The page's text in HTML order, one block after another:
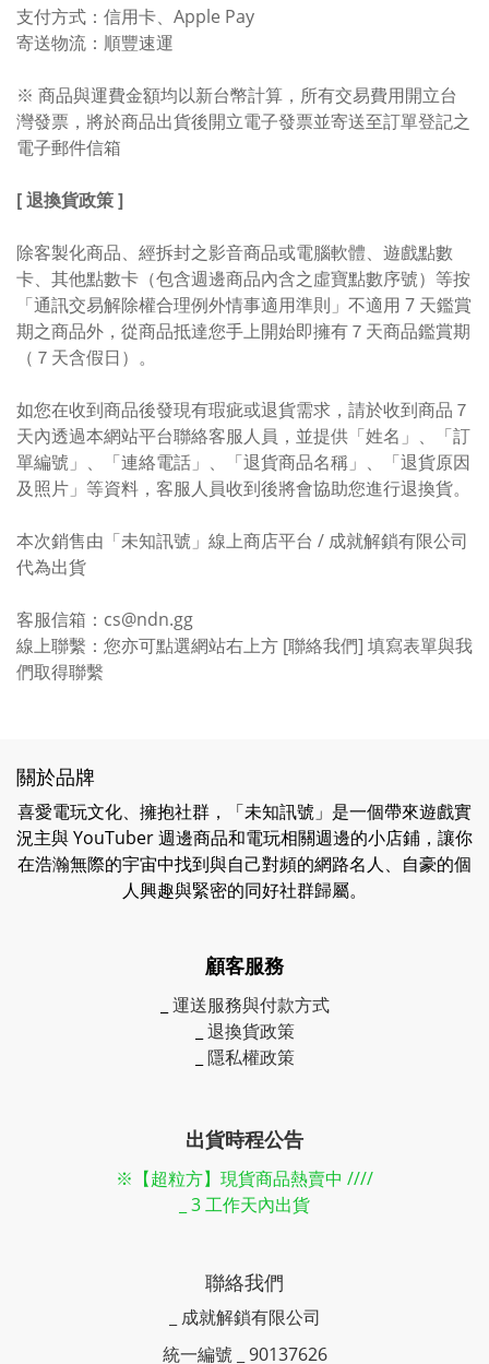
支付方式：信用卡、Apple Pay
寄送物流：順豐速運
※ 商品與運費金額均以新台幣計算，所有交易費用開立台
灣發票，將於商品出貨後開立電子發票並寄送至訂單登記之
電子郵件信箱
[ 退換貨政策 ]
除客製化商品、經拆封之影音商品或電腦軟體、遊戲點數
卡、其他點數卡（包含週邊商品內含之虛寶點數序號）等按
「通訊交易解除權合理例外情事適用準則」不適用 7 天鑑賞
期之商品外，從商品抵達您手上開始即擁有７天商品鑑賞期
（７天含假日）。
如您在收到商品後發現有瑕疵或退貨需求，請於收到商品７
天內透過本網站平台聯絡客服人員，並提供「姓名」、「訂
單編號」、「連絡電話」、「退貨商品名稱」、「退貨原因
及照片」等資料，客服人員收到後將會協助您進行退換貨。
本次銷售由「未知訊號」線上商店平台 / 成就解鎖有限公司
代為出貨
客服信箱：cs@ndn.gg
線上聯繫：您亦可點選網站右上方 [聯絡我們] 填寫表單與我
們取得聯繫
關於品牌
喜愛電玩文化、擁抱社群，「未知訊號」是一個帶來遊戲實
況主與 YouTuber 週邊商品和電玩相關週邊的小店鋪，讓你
在浩瀚無際的宇宙中找到與自己對頻的網路名人、自豪的個
人興趣與緊密的同好社群歸屬。
顧客服務
運送服務與付款方式
退換貨政策
隱私權政策
出貨時程公告
※【超粒方】現貨商品熱賣中 ////
_ 3 工作天內出貨
聯絡我們
_ 成就解鎖有限公司
統一編號 _ 90137626